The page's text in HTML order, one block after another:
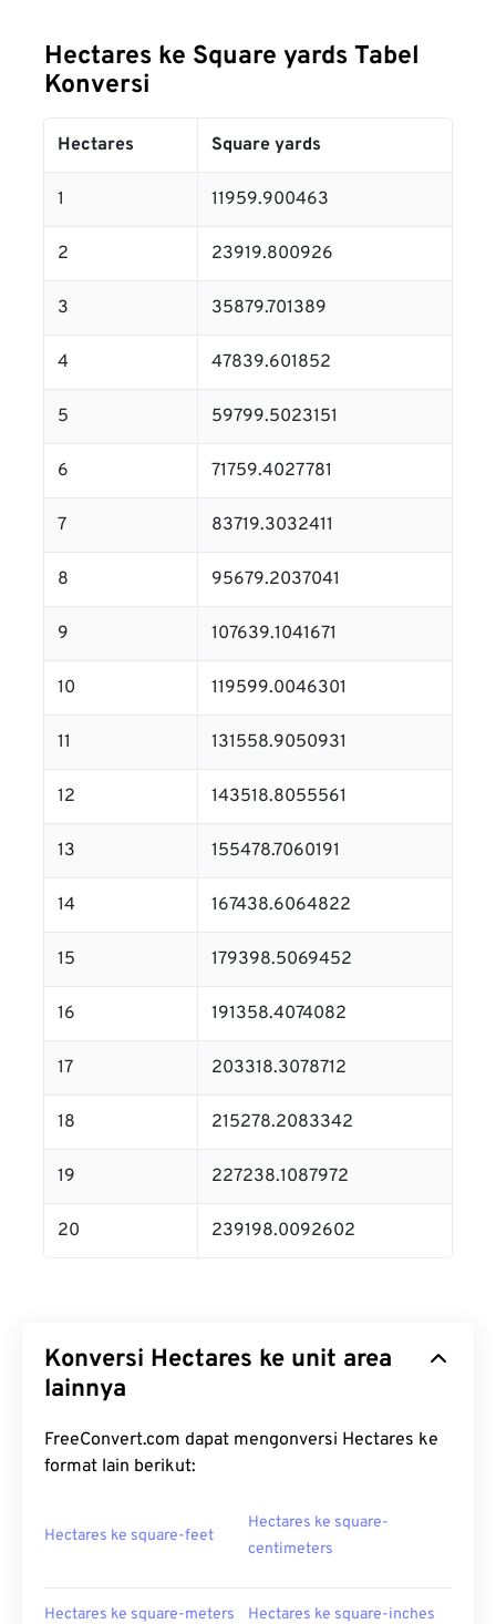
Hectares ke Square yards Tabel
Konversi
Hectares Square yards
1 11959.900463
2 23919.800926
3 35879.701389
4 47839.601852
5 59799.5023151
6 71759.4027781
7 83719.3032411
8 95679.2037041
9 107639.1041671
10 119599.0046301
11 131558.9050931
12 143518.8055561
13 155478.7060191
14 167438.6064822
15 179398.5069452
16 191358.4074082
17 203318.3078712
18 215278.2083342
19 227238.1087972
20 239198.0092602
Konversi Hectares ke unit area
lainnya
FreeConvert.com dapat mengonversi Hectares ke
format lain berikut:
Hectares ke square-feet
Hectares ke square-
centimeters
Hectares ke square-meters Hectares ke square-inches